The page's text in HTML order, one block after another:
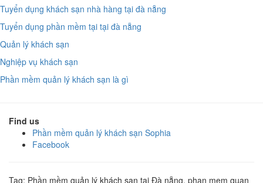
Tuyển dụng khách sạn nhà hàng tại đà nẵng
Tuyển dụng phần mềm tại tại đà nẵng
Quản lý khách sạn
Nghiệp vụ khách sạn
Phần mềm quản lý khách sạn là gì
Find us
Phần mềm quản lý khách sạn Sophia
Facebook
Tag: Phần mềm quản lý khách sạn tại Đà nẵng, phan mem quan